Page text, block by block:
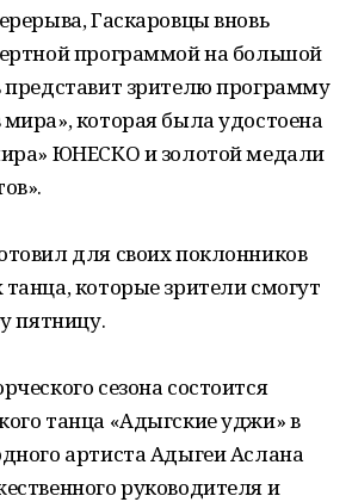
Гаскаровцы вновь
программой на большой
представит зрителю программу
которая была удостоена
ЮНЕСКО и золотой медали
для своих поклонников
которые зрители смогут
пятницу.
сезона состоится
танца «Адыгские уджи» в
артиста Адыгеи Аслана
руководителя и